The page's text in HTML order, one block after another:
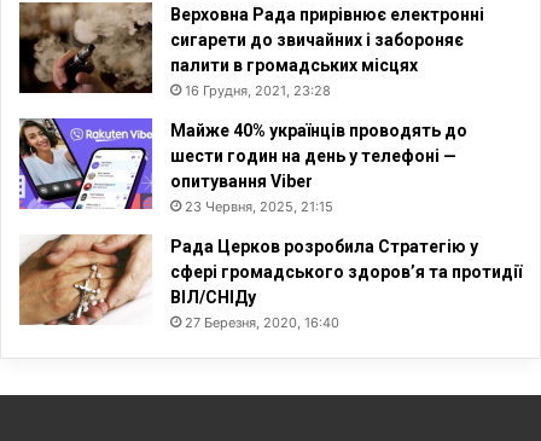
Верховна Рада прирівнює електронні
сигарети до звичайних і забороняє
палити в громадських місцях
16 Грудня, 2021, 23:28
Майже 40% українців проводять до
шести годин на день у телефоні —
опитування Viber
23 Червня, 2025, 21:15
Рада Церков розробила Стратегію у
сфері громадського здоров’я та протидії
ВІЛ/СНІДу
27 Березня, 2020, 16:40